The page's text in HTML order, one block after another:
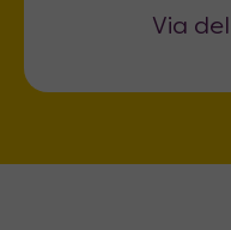
Via